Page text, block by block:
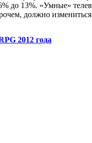
до 13%. «Умные»
должно
2012 года